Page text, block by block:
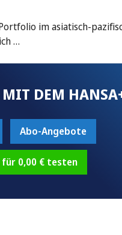
im asiatisch-
…
MIT DEM
Abo-Angebote
0,00 € testen